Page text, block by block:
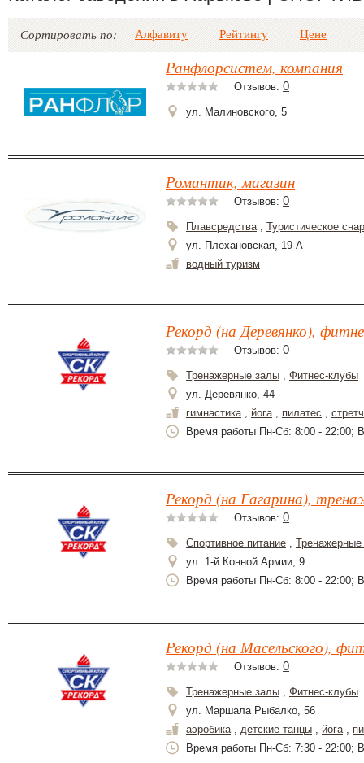
Сортировать по: Алфавиту Рейтингу Цене
Ранфлорсистем, компания
Отзывов: 0
ул. Малиновского, 5
Романтик, магазин
Отзывов: 0
Плавсредства, Туристическое
ул. Плехановская, 19-А
водный туризм
Рекорд (на Деревянко),
Отзывов: 0
Тренажерные залы , Фитнес-клубы
ул. Деревянко, 44
гимнастика, йога, пилатес ,
Время работы Пн-Сб: 8:00 - 22:00;
Рекорд (на Гагарина),
Отзывов: 0
Спортивное питание ,
ул. 1-й Конной Армии, 9
Время работы Пн-Сб: 8:00 - 22:00;
Рекорд (на Масельского),
Отзывов: 0
Тренажерные залы , Фитнес-клубы
ул. Маршала Рыбалко, 56
аэробика, детские танцы , йога,
Время работы Пн-Сб: 7:30 - 22:00;